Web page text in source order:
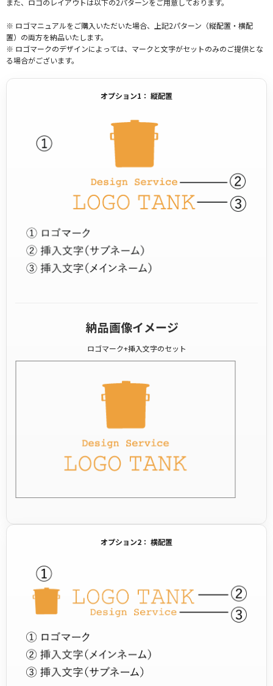
また、ロゴのレイアウトは以下の2パターンをご用意しております。
※ ロゴマニュアルをご購入いただいた場合、上記2パターン（縦配置・横配
置）の両方を納品いたします。
※ ロゴマークのデザインによっては、マークと文字がセットのみのご提供とな
る場合がございます。
オプション1： 縦配置
納品画像イメージ
ロゴマーク+挿入文字のセット
オプション2： 横配置